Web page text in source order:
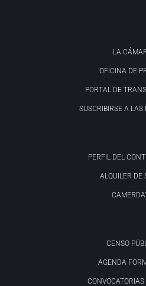
LA
OFICINA DE
PORTAL DE
SUSCRIBIRSE A LAS
PERFIL DEL
ALQUILER DE
CENSO
AGENDA
CONVOCATORIAS